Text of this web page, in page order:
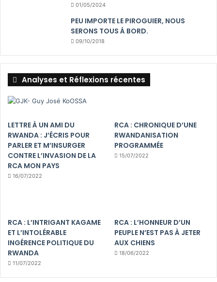
01/05/2024
PEU IMPORTE LE PIROGUIER, NOUS
SERONS TOUS Á BORD.
09/10/2018
Analyses et Réflexions récentes
LETTRE À UN AMI DU
RWANDA : J’ÉCRIS POUR
PARLER ET M’INSURGER
CONTRE L’INVASION DE LA
RCA MON PAYS
16/07/2022
RCA : CHRONIQUE D’UNE
RWANDANISATION
PROGRAMMÉE
15/07/2022
RCA : L’INTRIGANT KAGAME
ET L’INTOLÉRABLE
INGÉRENCE POLITIQUE DU
RWANDA
11/07/2022
RCA : L’HONNEUR D’UN
PEUPLE N’EST PAS À JETER
AUX CHIENS
18/06/2022